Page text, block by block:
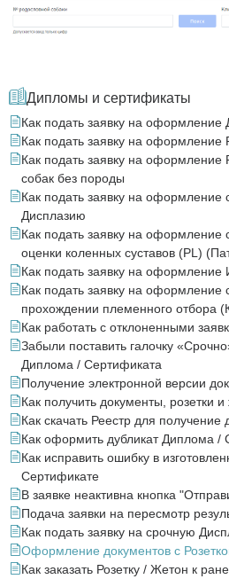
Дипломы и сертификаты
Как подать заявку на оформление
Как подать заявку на оформление
Как подать заявку на оформление
собак без породы
Как подать заявку на оформление
Дисплазию
Как подать заявку на оформление
оценки коленных суставов (PL)
Как подать заявку на оформление
Как подать заявку на оформление
прохождении племенного отбора
Как работать с отклоненными
Забыли поставить галочку
Диплома / Сертификата
Получение электронной версии
Как получить документы, розетки
Как скачать Реестр для
Как оформить дубликат Диплома /
Как исправить ошибку в
Сертификате
В заявке неактивна кнопка
Подача заявки на пересмотр
Как подать заявку на срочную
Оформление документов с
Как заказать Розетку / Жетон к